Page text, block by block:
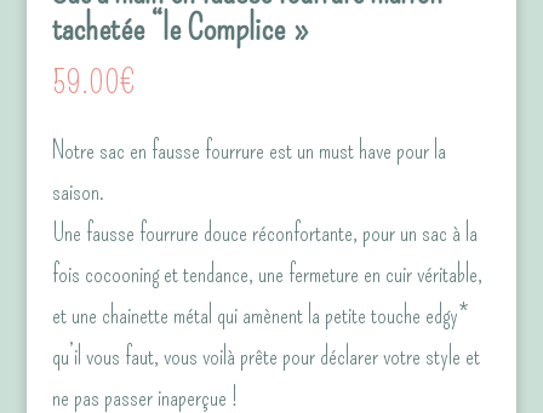
tachetée “le Complice »
59.00€
Notre sac en fausse fourrure est un must have pour la
saison.
Une fausse fourrure douce réconfortante, pour un sac à la
fois cocooning et tendance, une fermeture en cuir véritable,
et une chainette métal qui amènent la petite touche edgy*
qu’il vous faut, vous voilà prête pour déclarer votre style et
ne pas passer inaperçue !